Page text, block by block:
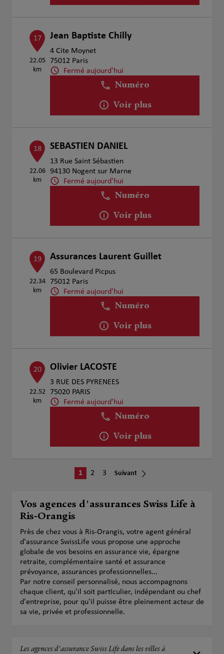
17
22.05
km
Jean Baptiste Chilly
4 Cite Moynet
75012 Paris
Fermé aujourd'hui
Numéro
Voir plus
18
22.06
km
SEBASTIEN DANIEL
13 Rue Saint Sébastien
94130 Nogent sur Marne
Fermé aujourd'hui
Numéro
Voir plus
19
22.34
km
Assurances Laurent Guillet
65 Boulevard Picpus
75012 Paris
Fermé aujourd'hui
Numéro
Voir plus
20
22.52
km
Olivier LACOSTE
3 RUE DES PYRENEES
75020 PARIS
Fermé aujourd'hui
Numéro
Voir plus
1 2 3 Suivant
Vos agences d'assurances Swiss Life à
Ris-Orangis
Près de chez vous à Ris-Orangis, votre agent général
d'assurance SwissLife vous propose une approche
globale de vos besoins en assurance vie, épargne
retraite, complémentaire santé et assurance
prévoyance, assurances professionnelles...
Par notre conseil personnalisé, nous accompagnons
chaque client, qu'il soit particulier, indépendant ou chef
d'entreprise, pour qu'il puisse être pleinement acteur de
sa vie, privée et professionnelle.
Les agences d'assurance Swiss Life dans les villes à